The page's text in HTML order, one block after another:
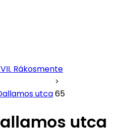
Rákosmente
utca65
utca